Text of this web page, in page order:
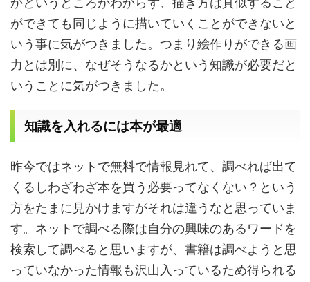
ができても同じように描いていくことができないと
いう事に気がつきました。つまり絵作りができる画
力とは別に、なぜそうなるかという知識が必要だと
いうことに気がつきました。
知識を入れるには本が最適
昨今ではネットで無料で情報見れて、調べれば出て
くるしわざわざ本を買う必要ってなくない？という
方をたまに見かけますがそれは違うなと思っていま
す。 ネットで調べる際は自分の興味のあるワードを
検索して調べると思いますが、書籍は調べようと思
っていなかった情報も沢山入っているため得られる